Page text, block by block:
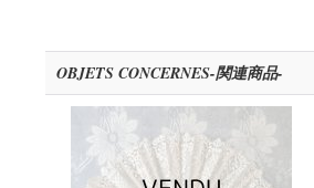
OBJETS CONCERNES-関連商品-